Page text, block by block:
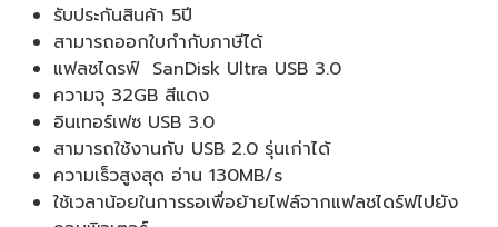
รับประกันสินค้า 5ปี
สามารถออกใบกำกับภาษีได้
แฟลชไดรฟ์ SanDisk Ultra USB 3.0
ความจุ 32GB สีแดง
อินเทอร์เฟซ USB 3.0
สามารถใช้งานกับ USB 2.0 รุ่นเก่าได้
ความเร็วสูงสุด อ่าน 130MB/s
ใช้เวลาน้อยในการรอเพื่อย้ายไฟล์จากแฟลชไดร์ฟไปยัง